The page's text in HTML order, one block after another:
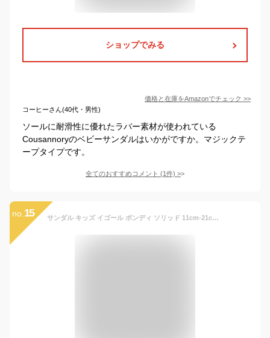
ショップでみる
価格と在庫をAmazonでチェック >>
コーヒーさん(40代・男性)
ソールに耐滑性に優れたラバー素材が使われている
Cousannoryのベビーサンダルはいかがですか。マジックテ
ープタイプです。
全てのおすすめコメント (1件) >
no. 15 サンダル キッズ イゴール ボンディ ソリッド 11cm-21cm スペイン 靴 igor BONDI SOLID S10246 【国内正規品】日本別注カラー 到着後1か月以内にレビューを書いて次回100円OFFクーポン配布中